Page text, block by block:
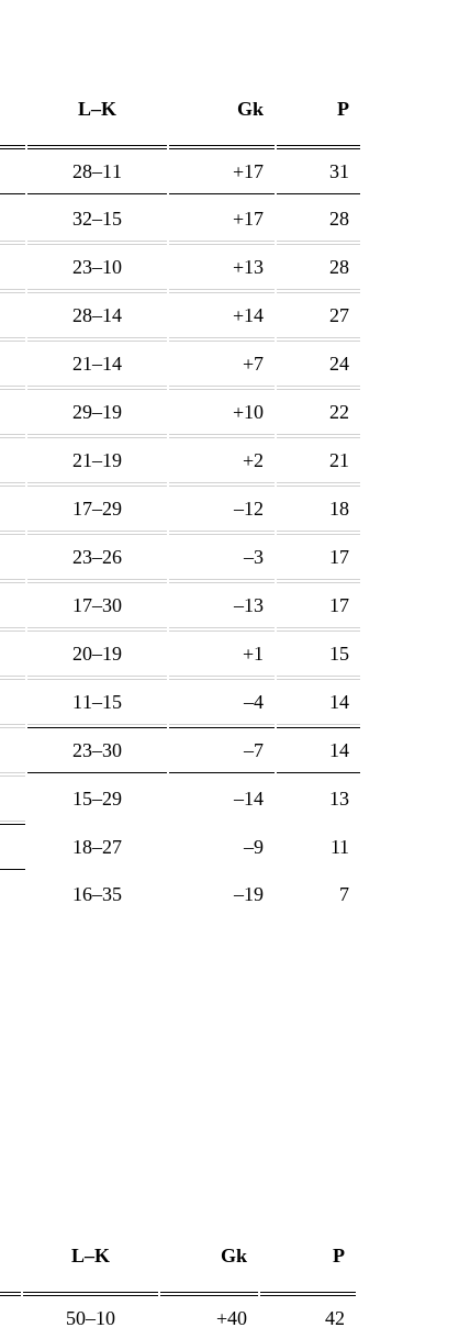
L–K Gk P
28–11 +17 31
32–15 +17 28
23–10 +13 28
28–14 +14 27
21–14 +7 24
29–19 +10 22
21–19 +2 21
17–29 –12 18
23–26 –3 17
17–30 –13 17
20–19 +1 15
11–15 –4 14
23–30 –7 14
15–29 –14 13
18–27 –9 11
16–35 –19 7
L–K Gk P
50–10 +40 42